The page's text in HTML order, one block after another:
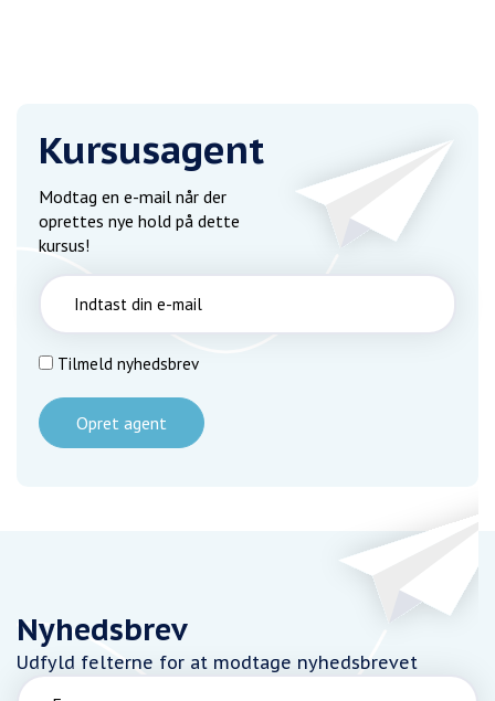
Kursusagent
Modtag en e-mail når der
oprettes nye hold på dette
kursus!
Tilmeld nyhedsbrev
Opret agent
Nyhedsbrev
Udfyld felterne for at modtage nyhedsbrevet
Fornavn
Efternavn
Email